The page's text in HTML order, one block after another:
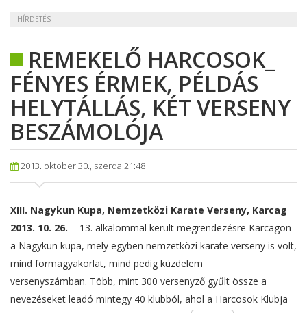
HÍRDETÉS
REMEKELŐ HARCOSOK_
FÉNYES ÉRMEK, PÉLDÁS
HELYTÁLLÁS, KÉT VERSENY
BESZÁMOLÓJA
2013. oktober 30., szerda 21:48
XIII. Nagykun Kupa, Nemzetközi Karate Verseny, Karcag
2013. 10. 26. - 13. alkalommal került megrendezésre Karcagon
a Nagykun kupa, mely egyben nemzetközi karate verseny is volt,
mind formagyakorlat, mind pedig küzdelem
versenyszámban. Több, mint 300 versenyző gyűlt össze a
nevezéseket leadó mintegy 40 klubból, ahol a Harcosok Klubja